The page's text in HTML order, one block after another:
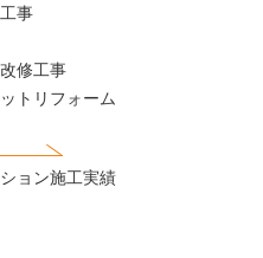
事
修工事
トリフォーム
ョン施工実績